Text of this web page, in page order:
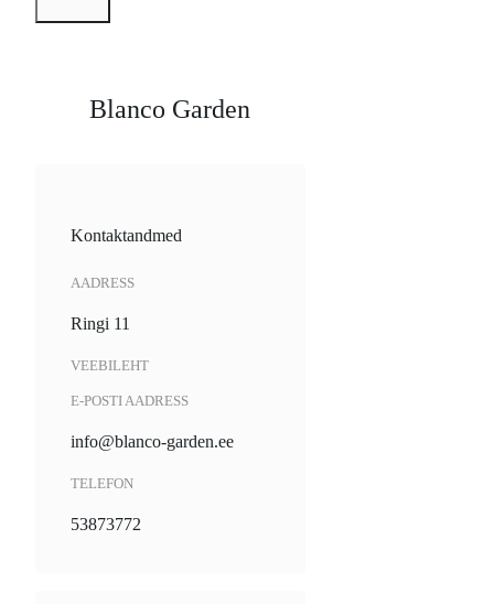
Blanco Garden
Kontaktandmed
AADRESS
Ringi 11
VEEBILEHT
E-POSTI AADRESS
info@blanco-garden.ee
TELEFON
53873772